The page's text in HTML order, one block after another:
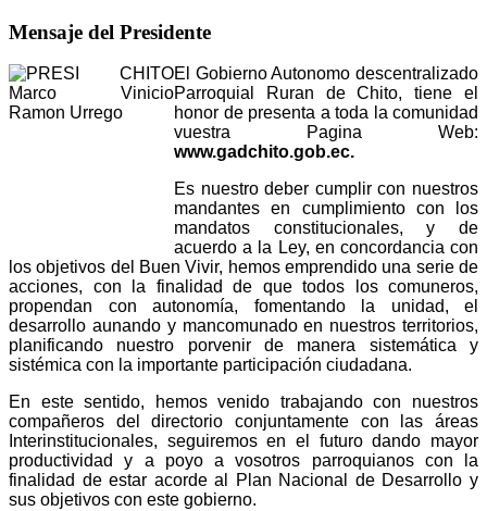
Mensaje del Presidente
El Gobierno Autonomo descentralizado
Parroquial Ruran de Chito, tiene el
honor de presenta a toda la comunidad
vuestra Pagina Web:
www.gadchito.gob.ec.
Es nuestro deber cumplir con nuestros
mandantes en cumplimiento con los
mandatos constitucionales, y de
acuerdo a la Ley, en concordancia con
los objetivos del Buen Vivir, hemos emprendido una serie de
acciones, con la finalidad de que todos los comuneros,
propendan con autonomía, fomentando la unidad, el
desarrollo aunando y mancomunado en nuestros territorios,
planificando nuestro porvenir de manera sistemática y
sistémica con la importante participación ciudadana.
En este sentido, hemos venido trabajando con nuestros
compañeros del directorio conjuntamente con las áreas
Interinstitucionales, seguiremos en el futuro dando mayor
productividad y a poyo a vosotros parroquianos con la
finalidad de estar acorde al Plan Nacional de Desarrollo y
sus objetivos con este gobierno.